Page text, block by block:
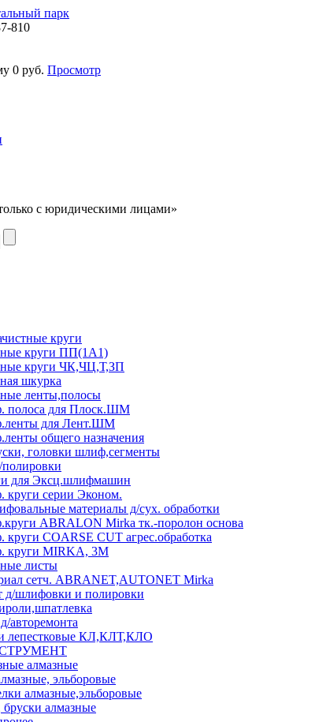
парк
810
0 руб. Просмотр
с юридическими лицами»
круги
круги ПП(1А1)
круги ЧК,ЧЦ,Т,ЗП
шкурка
ленты,полосы
полоса для Плоск.ШМ
для Лент.ШМ
общего назначения
головки шлиф,сегменты
для Эксц.шлифмашин
серии Эконом.
материалы д/сух. обработки
ABRALON Mirka тк.-поролон основа
COARSE CUT агрес.обработка
круги MIRKA, 3M
листы
сетч. ABRANET,AUTONET Mirka
д/шлифовки и полировки
авторемонта
лепестковые КЛ,КЛТ,КЛО
алмазные
эльборовые
алмазные,эльборовые
алмазные